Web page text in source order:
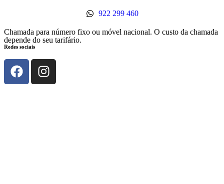
922 299 460
Chamada para número fixo ou móvel nacional. O custo da chamada
depende do seu tarifário.
Redes sociais